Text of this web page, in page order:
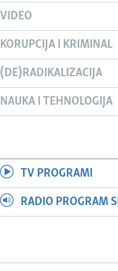
VIDEO
KORUPCIJA I KRIMINAL
(DE)RADIKALIZACIJA
NAUKA I TEHNOLOGIJA
TV PROGRAMI
RADIO PROGRAM